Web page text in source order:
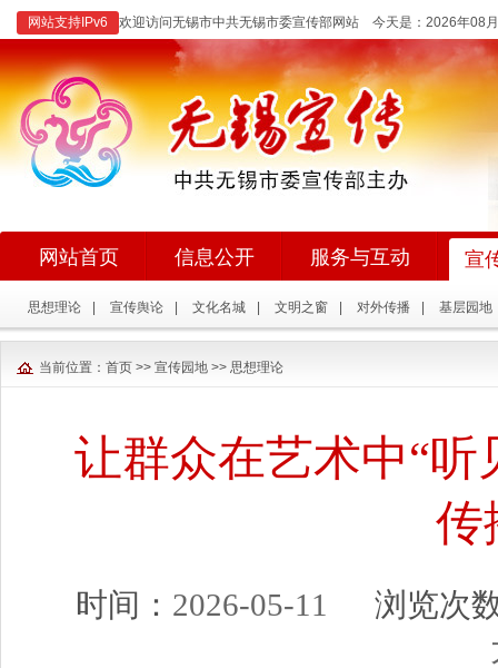
网站支持IPv6 欢迎访问无锡市中共无锡市委宣传部网站 今天是： 2026年08
网站首页 信息公开 服务与互动 宣
思想理论 宣传舆论 文化名城 文明之窗 对外传播 基层园地
当前位置： 首页 >> 宣传园地 >> 思想理论
让群众在艺术中“听
传
时间： 2026-05-11
浏览次